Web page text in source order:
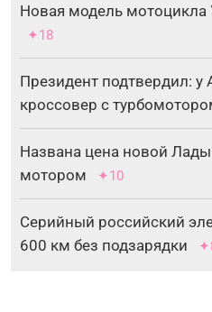
Новая модель мотоцикла
✦18
Президент подтвердил: у
кроссовер с
Названа цена новой
мотором
✦10
Серийный российский
600 км без подзарядки